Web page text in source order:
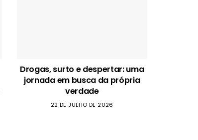
Drogas, surto e despertar: uma
jornada em busca da própria
verdade
22 DE JULHO DE 2026